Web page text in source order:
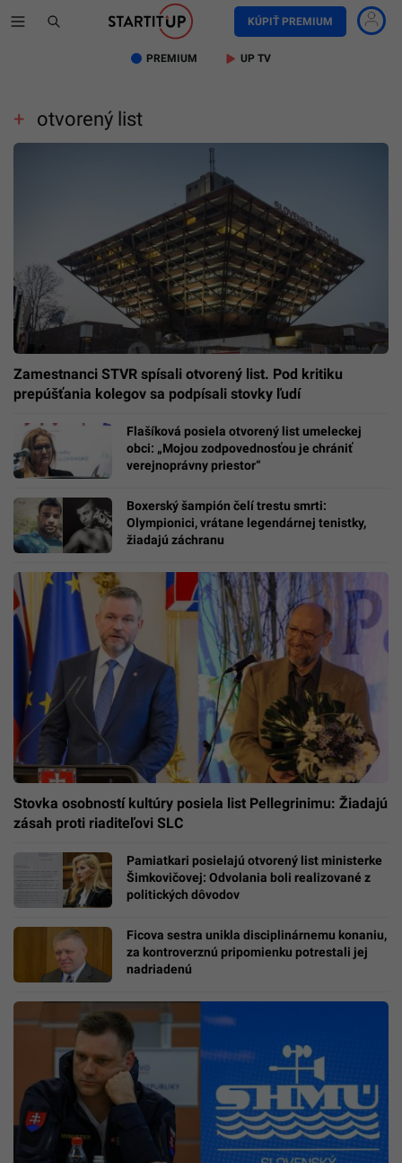
KÚPIŤ PREMIUM
PREMIUM UP TV
otvorený list
Zamestnanci STVR spísali otvorený list. Pod kritiku
prepúšťania kolegov sa podpísali stovky ľudí
Flašíková posiela otvorený list umeleckej
obci: „Mojou zodpovednosťou je chrániť
verejnoprávny priestor“
Boxerský šampión čelí trestu smrti:
Olympionici, vrátane legendárnej tenistky,
žiadajú záchranu
Stovka osobností kultúry posiela list Pellegrinimu: Žiadajú
zásah proti riaditeľovi SLC
Pamiatkari posielajú otvorený list ministerke
Šimkovičovej: Odvolania boli realizované z
politických dôvodov
Ficova sestra unikla disciplinárnemu konaniu,
za kontroverznú pripomienku potrestali jej
nadriadenú